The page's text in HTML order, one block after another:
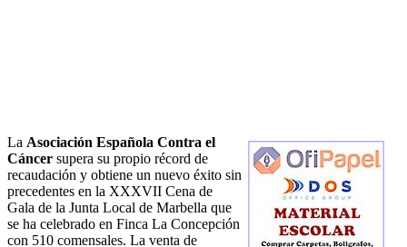
La Asociación Española Contra el
Cáncer supera su propio récord de
recaudación y obtiene un nuevo éxito sin
precedentes en la XXXVII Cena de
Gala de la Junta Local de Marbella que
se ha celebrado en Finca La Concepción
con 510 comensales. La venta de